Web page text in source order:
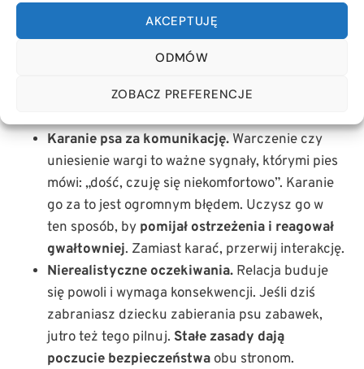
AKCEPTUJĘ
ODMÓW
ZOBACZ PREFERENCJE
Ignorowanie potrzeby azylu.Pies musi mieć
swoje miejsce (legowisko, klatka), gdzie nikt mu
nie przeszkadza. Błędem jest pozwalanie
takiego azylu powoduje u psa ciągły stres i
Karanie psa za komunikację.Warczenie czy
uniesienie wargi to ważne sygnały, którymi pies
mówi: „dość, czuję się niekomfortowo”. Karanie
go za to jest ogromnym błędem. Uczysz go w
ten sposób, by pomijał ostrzeżenia i reagował
gwałtowniej. Zamiast karać, przerwij interakcję.
Nierealistyczne oczekiwania. Relacja buduje
się powoli i wymaga konsekwencji. Jeśli dziś
zabraniasz dziecku zabierania psu zabawek,
jutro też tego pilnuj. Stałe zasady dają
poczucie bezpieczeństwa obu stronom.